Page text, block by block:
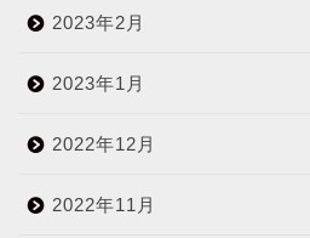
2023年2月
2023年1月
2022年12月
2022年11月